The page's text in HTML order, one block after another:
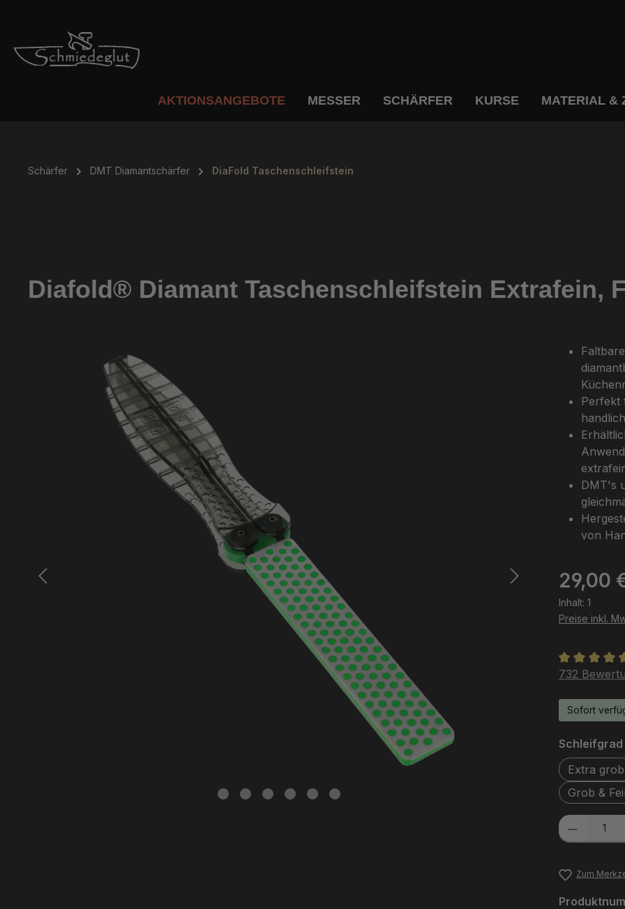
AKTIONSANGEBOTE MESSER SCHÄRFER KURSE MATERIAL &
Schärfer DMT Diamantschärfer DiaFold Taschenschleifstein
Diafold® Diamant Taschenschleifstein Extrafein,
Perfekt
DMT's
von
Regulärer
29,00
Inhalt: 1
Preise inkl.
732
Sofort
Schleifgrad
Extra grob
Grob &
Produkt
Zum